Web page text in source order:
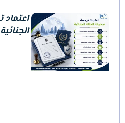
اعتماد
الجنائية